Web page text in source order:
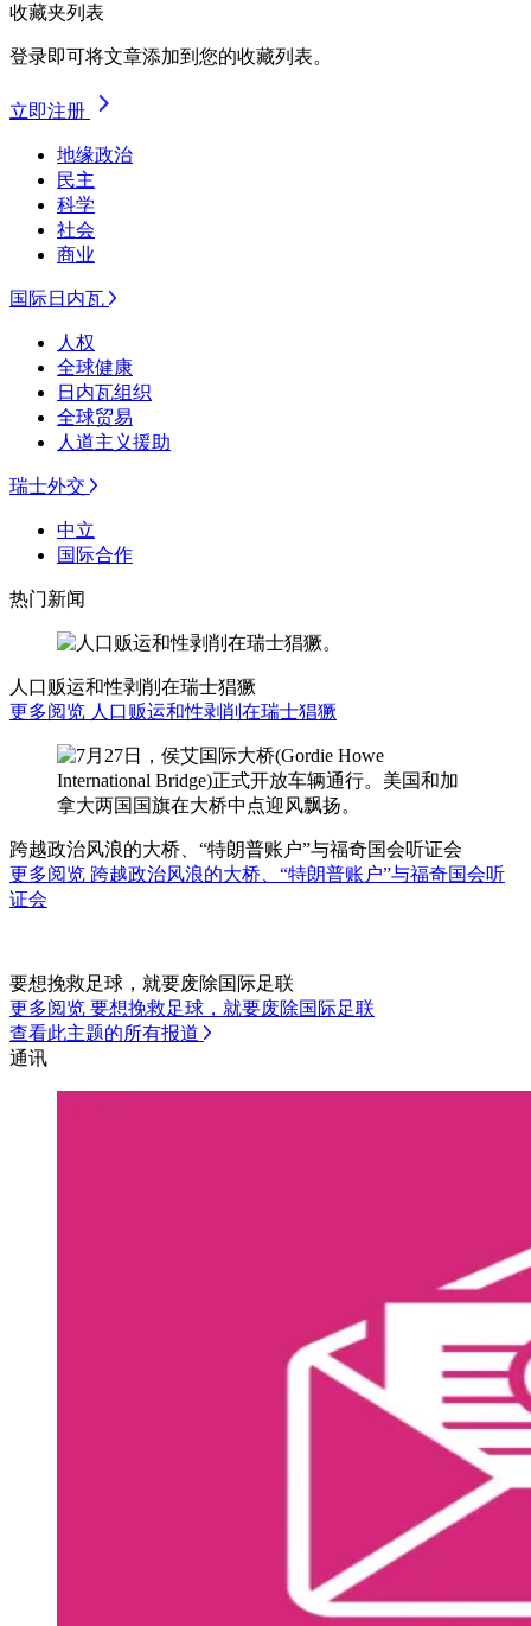
收藏夹列表
登录即可将文章添加到您的收藏列表。
立即注册
地缘政治
民主
科学
社会
商业
国际日内瓦
人权
全球健康
日内瓦组织
全球贸易
人道主义援助
瑞士外交
中立
国际合作
热门新闻
人口贩运和性剥削在瑞士猖獗
更多阅览 人口贩运和性剥削在瑞士猖獗
跨越政治风浪的大桥、“特朗普账户”与福奇国会听证会
更多阅览 跨越政治风浪的大桥、“特朗普账户”与福奇国会听
证会
要想挽救足球，就要废除国际足联
更多阅览 要想挽救足球，就要废除国际足联
查看此主题的所有报道
通讯